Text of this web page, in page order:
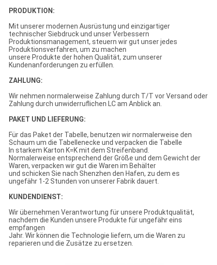
PRODUKTION:
Mit unserer modernen Ausrüstung und einzigartiger
technischer Siebdruck und unser Verbessern
Produktionsmanagement, steuern wir gut unser jedes
Produktionsverfahren, um zu machen
unsere Produkte der hohen Qualität, zum unserer
Kundenanforderungen zu erfüllen.
ZAHLUNG:
Wir nehmen normalerweise Zahlung durch T/T vor Versand oder
Zahlung durch unwiderruflichen LC am Anblick an.
PAKET UND LIEFERUNG:
Für das Paket der Tabelle, benutzen wir normalerweise den
Schaum um die Tabellenecke und verpacken die Tabelle
In starkem Karton K=K mit dem Streifenband.
Normalerweise entsprechend der Größe und dem Gewicht der
Waren, verpacken wir gut die Waren im Behälter
und schicken Sie nach Shenzhen den Hafen, zu dem es
ungefähr 1-2 Stunden von unserer Fabrik dauert.
KUNDENDIENST:
Wir übernehmen Verantwortung für unsere Produktqualität,
nachdem die Kunden unsere Produkte für ungefähr eins
empfangen
Jahr. Wir können die Technologie liefern, um die Waren zu
reparieren und die Zusätze zu ersetzen.